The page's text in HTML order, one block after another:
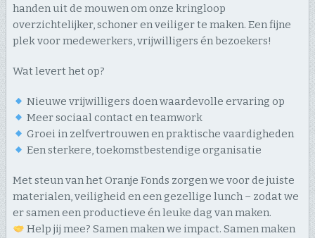
handen uit de mouwen om onze kringloop
overzichtelijker, schoner en veiliger te maken. Een fijne
plek voor medewerkers, vrijwilligers én bezoekers!
Wat levert het op?
Nieuwe vrijwilligers doen waardevolle ervaring op
Meer sociaal contact en teamwork
Groei in zelfvertrouwen en praktische vaardigheden
Een sterkere, toekomstbestendige organisatie
Met steun van het Oranje Fonds zorgen we voor de juiste
materialen, veiligheid en een gezellige lunch – zodat we
er samen een productieve én leuke dag van maken.
Help jij mee? Samen maken we impact. Samen maken